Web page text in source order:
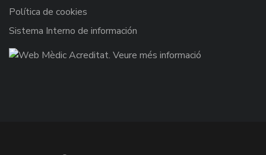
Política de cookies
Sistema Interno de información